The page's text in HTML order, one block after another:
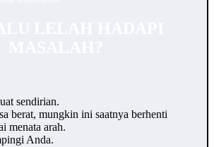
sendirian.
berat, mungkin ini saatnya berhenti
menata arah.
Anda.